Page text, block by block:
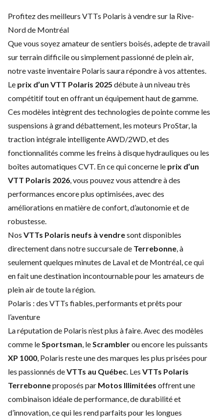
Profitez des meilleurs VTTs Polaris à vendre sur la Rive-
Nord de Montréal
Que vous soyez amateur de sentiers boisés, adepte de travail
sur terrain difficile ou simplement passionné de plein air,
notre vaste inventaire Polaris saura répondre à vos attentes.
Le prix d’un VTT Polaris 2025 débute à un niveau très
compétitif tout en offrant un équipement haut de gamme.
Ces modèles intègrent des technologies de pointe comme les
suspensions à grand débattement, les moteurs ProStar, la
traction intégrale intelligente AWD/2WD, et des
fonctionnalités comme les freins à disque hydrauliques ou les
boîtes automatiques CVT. En ce qui concerne le prix d’un
VTT Polaris 2026, vous pouvez vous attendre à des
performances encore plus optimisées, avec des
améliorations en matière de confort, d’autonomie et de
robustesse.
Nos VTTs Polaris neufs à vendresont disponibles
directement dans notre succursale de Terrebonne, à
seulement quelques minutes de Laval et de Montréal, ce qui
en fait une destination incontournable pour les amateurs de
plein air de toute la région.
Polaris : des VTTs fiables, performants et prêts pour
l’aventure
La réputation de Polaris n’est plus à faire. Avec des modèles
comme leSportsman, leScramblerou encore les puissants
XP 1000, Polaris reste une des marques les plus prisées pour
les passionnés deVTTs au Québec. Les VTTs Polaris
Terrebonneproposés par Motos Illimitées offrent une
combinaison idéale de performance, de durabilité et
d’innovation, ce qui les rend parfaits pour les longues